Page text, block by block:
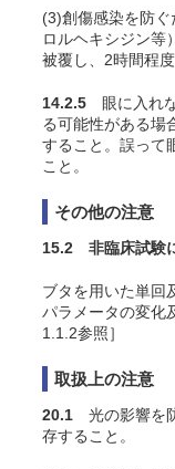
(3)創傷感染を防
ロルヘキシジン等
被覆し、2時間程
14.2.5 眼に入れ
る可能性がある場
すること。誤って
こと。
その他の注意
15.2 非臨床試験
ブタを用いた単回
パラメータの変化
1.1.2参照］
取扱上の注意
20.1 光の影響を
存すること。